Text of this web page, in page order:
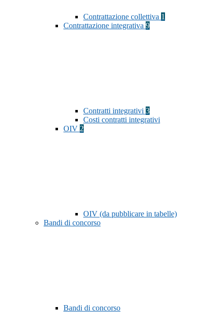
Contrattazione collettiva 1
Contrattazione integrativa 9
Contratti integrativi 3
Costi contratti integrativi
OIV 2
OIV (da pubblicare in tabelle)
Bandi di concorso
Bandi di concorso